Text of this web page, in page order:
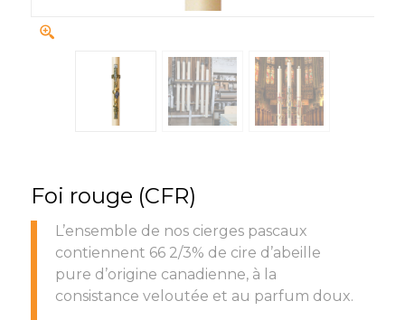
Foi rouge (CFR)
L’ensemble de nos cierges pascaux
contiennent 66 2/3% de cire d’abeille
pure d’origine canadienne, à la
consistance veloutée et au parfum doux.